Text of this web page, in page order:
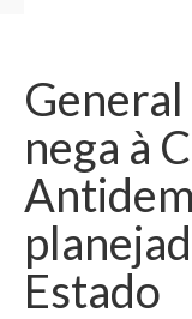
Fernando Fidelis
Café com Fidelis
Notícias Brasília
Contato
Currículo
nega à
Estado